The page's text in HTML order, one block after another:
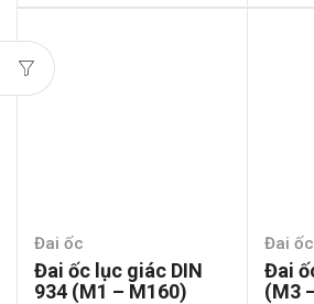
Đai ốc
Đai ốc lục giác DIN
934 (M1 – M160)
Đai ốc
Đai
(M3